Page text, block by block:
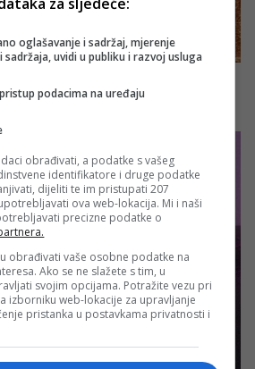
oglašavanje i sadržaj, mjerenje
sadržaja, uvidi u publiku i razvoj usluga
podacima na uređaju
obrađivati, a podatke s vašeg
identifikatore i druge podatke
dijeliti te im pristupati 207
ova web-lokacija. Mi i naši
precizne podatke o
obrađivati vaše osobne podatke na
Ako se ne slažete s tim, u
svojim opcijama. Potražite vezu pri
izborniku web-lokacije za upravljanje
pristanka u postavkama privatnosti i